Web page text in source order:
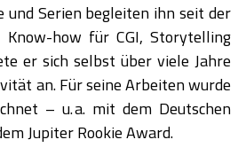
und Serien begleiten ihn seit der
how für CGI, Storytelling
er sich selbst über viele Jahre
an. Für seine Arbeiten wurde
– u. a. mit dem Deutschen
Jupiter Rookie Award.